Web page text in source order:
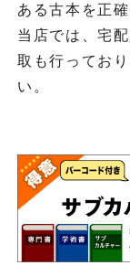
ある古本を正
当店では、宅
取も行ってお
い。